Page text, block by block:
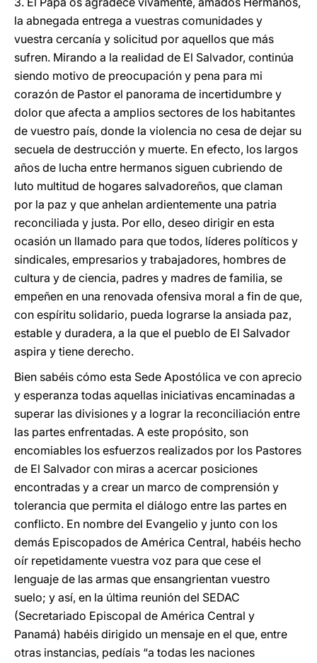
la abnegada entrega a vuestras comunidades y
vuestra cercanía y solicitud por aquellos que más
sufren. Mirando a la realidad de El Salvador, continúa
siendo motivo de preocupación y pena para mi
corazón de Pastor el panorama de incertidumbre y
dolor que afecta a amplios sectores de los habitantes
de vuestro país, donde la violencia no cesa de dejar su
secuela de destrucción y muerte. En efecto, los largos
años de lucha entre hermanos siguen cubriendo de
luto multitud de hogares salvadoreños, que claman
por la paz y que anhelan ardientemente una patria
reconciliada y justa. Por ello, deseo dirigir en esta
ocasión un llamado para que todos, líderes políticos y
sindicales, empresarios y trabajadores, hombres de
cultura y de ciencia, padres y madres de familia, se
empeñen en una renovada ofensiva moral a fin de que,
con espíritu solidario, pueda lograrse la ansiada paz,
estable y duradera, a la que el pueblo de El Salvador
aspira y tiene derecho.
Bien sabéis cómo esta Sede Apostólica ve con aprecio
y esperanza todas aquellas iniciativas encaminadas a
superar las divisiones y a lograr la reconciliación entre
las partes enfrentadas. A este propósito, son
encomiables los esfuerzos realizados por los Pastores
de El Salvador con miras a acercar posiciones
encontradas y a crear un marco de comprensión y
tolerancia que permita el diálogo entre las partes en
conflicto. En nombre del Evangelio y junto con los
demás Episcopados de América Central, habéis hecho
oír repetidamente vuestra voz para que cese el
lenguaje de las armas que ensangrientan vuestro
suelo; y así, en la última reunión del SEDAC
(Secretariado Episcopal de América Central y
Panamá) habéis dirigido un mensaje en el que, entre
otras instancias, pedíais “a todas les naciones